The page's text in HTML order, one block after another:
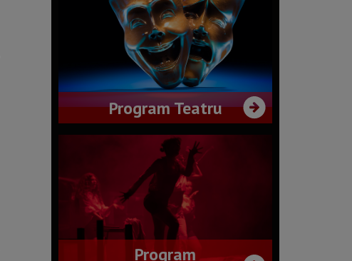
Program Teatru
Program